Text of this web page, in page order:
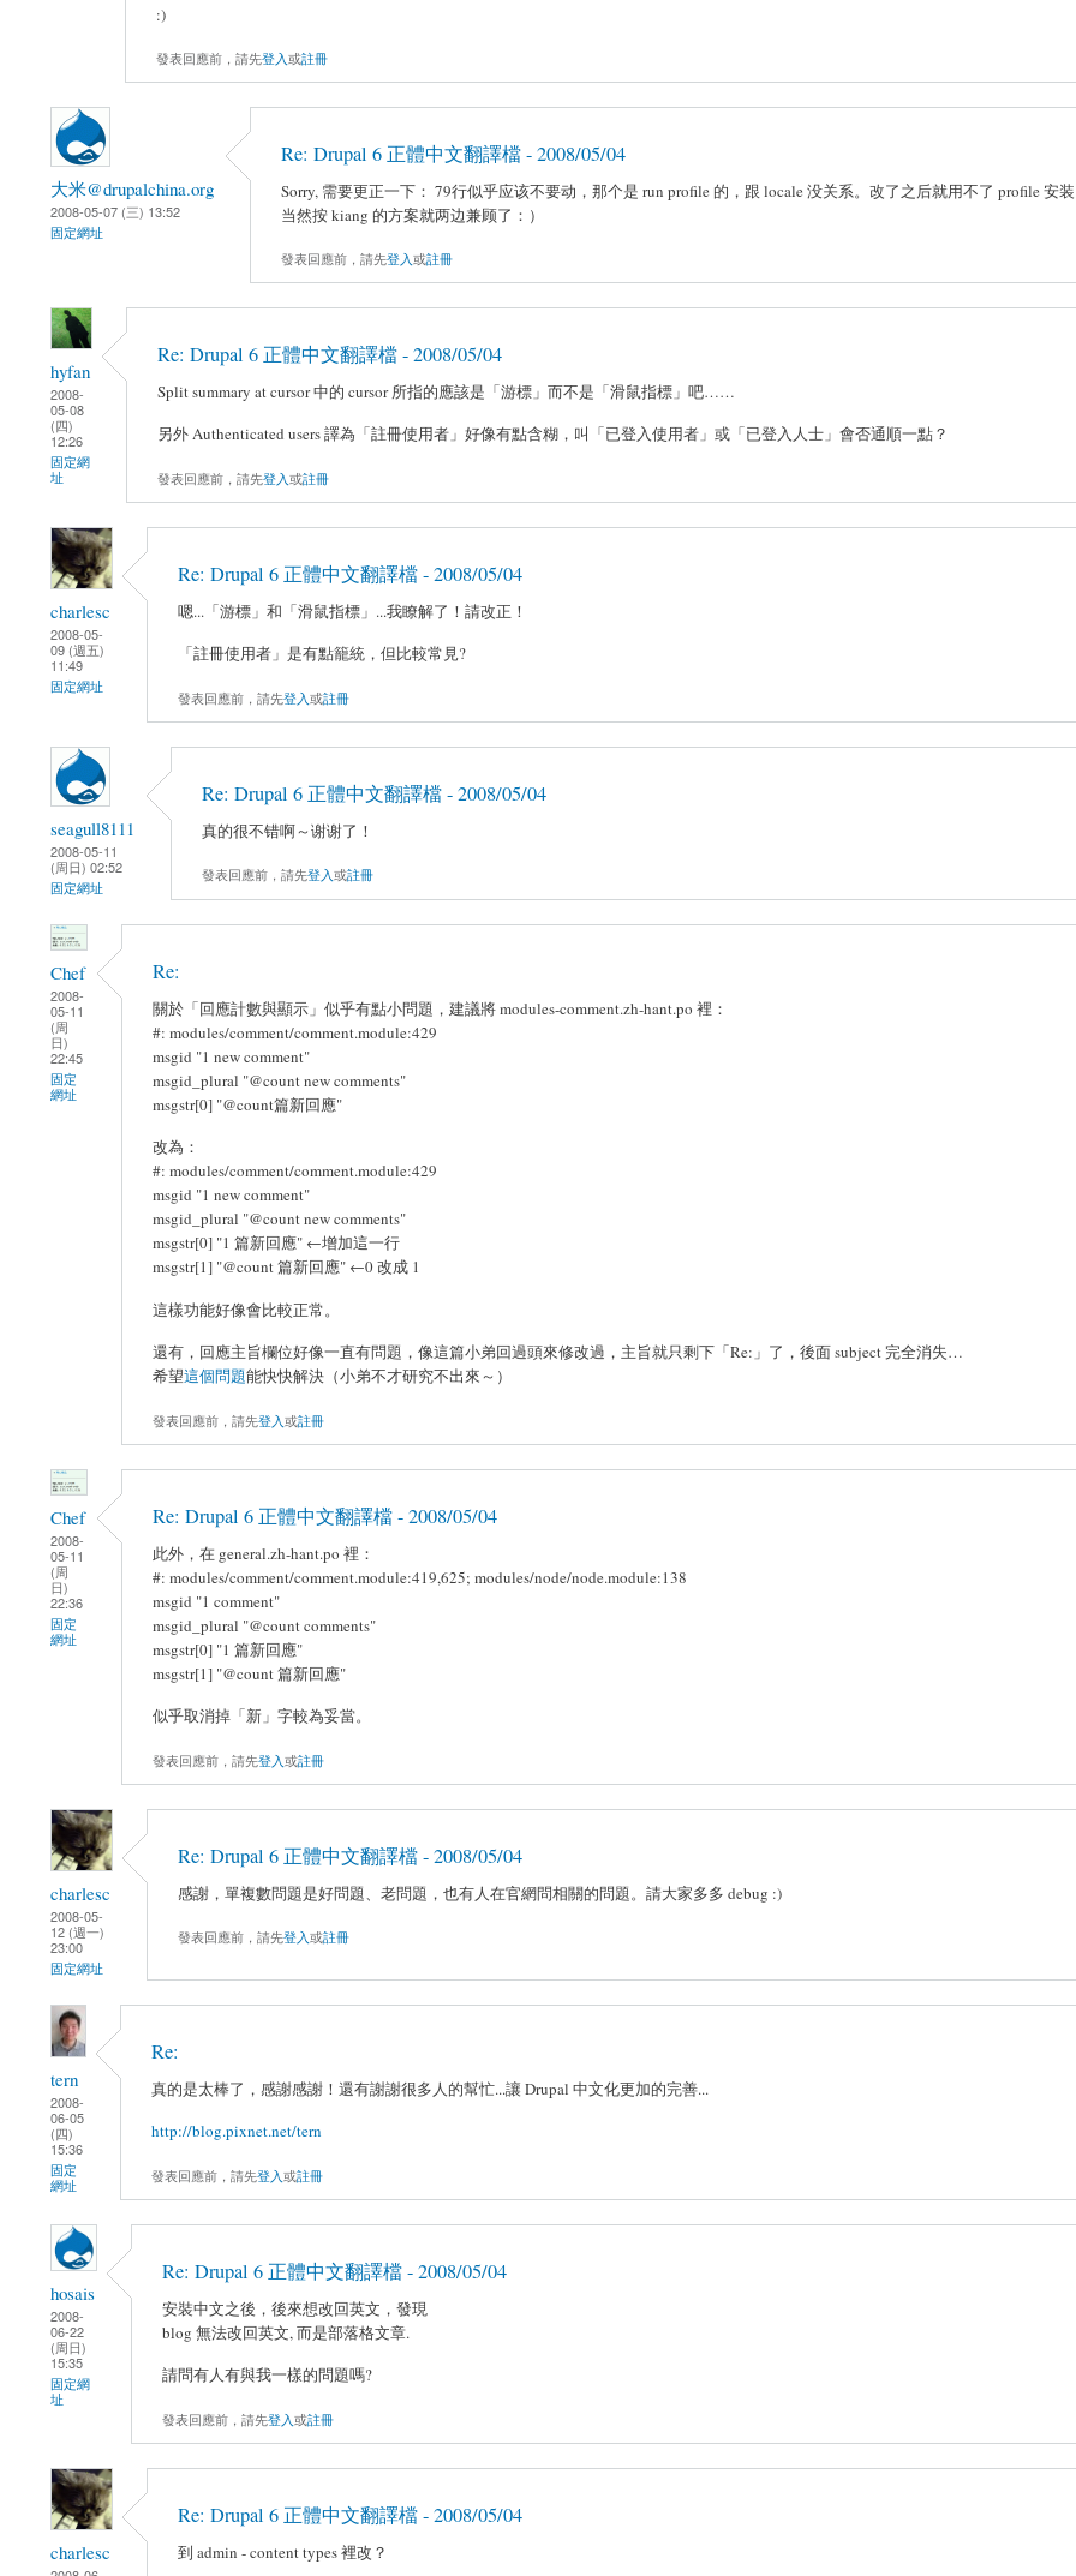
:)
發表回應前，請先登入或註冊
大米@drupalchina.org
2008-05-07 (三) 13:52
固定網址
Re: Drupal 6 正體中文翻譯檔 - 2008/05/04
Sorry, 需要更正一下： 79行似乎应该不要动，那个是 run profile 的，跟 locale 没关系。改了之后就用不了 profile 安
当然按 kiang 的方案就两边兼顾了：）
發表回應前，請先登入或註冊
hyfan
2008-
05-08
(四)
12:26
固定網
址
Re: Drupal 6 正體中文翻譯檔 - 2008/05/04
Split summary at cursor 中的 cursor 所指的應該是「游標」而不是「滑鼠指標」吧……
另外 Authenticated users 譯為「註冊使用者」好像有點含糊，叫「已登入使用者」或「已登入人士」會否通順一點？
發表回應前，請先登入或註冊
charlesc
2008-05-
09 (週五)
11:49
固定網址
Re: Drupal 6 正體中文翻譯檔 - 2008/05/04
嗯...「游標」和「滑鼠指標」...我瞭解了！請改正！
「註冊使用者」是有點籠統，但比較常見?
發表回應前，請先登入或註冊
seagull8111
2008-05-11
(周日) 02:52
固定網址
Re: Drupal 6 正體中文翻譯檔 - 2008/05/04
真的很不错啊～谢谢了！
發表回應前，請先登入或註冊
Chef
2008-
05-11
(周
日)
22:45
固定
網址
Re:
關於「回應計數與顯示」似乎有點小問題，建議將 modules-comment.zh-hant.po 裡：
#: modules/comment/comment.module:429
msgid "1 new comment"
msgid_plural "@count new comments"
msgstr[0] "@count篇新回應"
改為：
#: modules/comment/comment.module:429
msgid "1 new comment"
msgid_plural "@count new comments"
msgstr[0] "1 篇新回應" ←增加這一行
msgstr[1] "@count 篇新回應" ←0 改成 1
這樣功能好像會比較正常。
還有，回應主旨欄位好像一直有問題，像這篇小弟回過頭來修改過，主旨就只剩下「Re:」了，後面 subject 完全消失…
希望這個問題能快快解決（小弟不才研究不出來～）
發表回應前，請先登入或註冊
Chef
2008-
05-11
(周
日)
22:36
固定
網址
Re: Drupal 6 正體中文翻譯檔 - 2008/05/04
此外，在 general.zh-hant.po 裡：
#: modules/comment/comment.module:419,625; modules/node/node.module:138
msgid "1 comment"
msgid_plural "@count comments"
msgstr[0] "1 篇新回應"
msgstr[1] "@count 篇新回應"
似乎取消掉「新」字較為妥當。
發表回應前，請先登入或註冊
charlesc
2008-05-
12 (週一)
23:00
固定網址
Re: Drupal 6 正體中文翻譯檔 - 2008/05/04
感謝，單複數問題是好問題、老問題，也有人在官網問相關的問題。請大家多多 debug :)
發表回應前，請先登入或註冊
tern
2008-
06-05
(四)
15:36
固定
網址
Re:
真的是太棒了，感謝感謝！還有謝謝很多人的幫忙...讓 Drupal 中文化更加的完善...
http://blog.pixnet.net/tern
發表回應前，請先登入或註冊
hosais
2008-
06-22
(周日)
15:35
固定網
址
Re: Drupal 6 正體中文翻譯檔 - 2008/05/04
安裝中文之後，後來想改回英文，發現
blog 無法改回英文, 而是部落格文章.
請問有人有與我一樣的問題嗎?
發表回應前，請先登入或註冊
charlesc
Re: Drupal 6 正體中文翻譯檔 - 2008/05/04
到 admin - content types 裡改？